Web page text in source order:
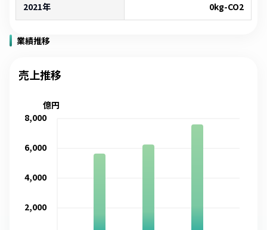
2021年 0kg-CO2
業績推移
売上推移
2,000
4,000
6,000
8,000
億円